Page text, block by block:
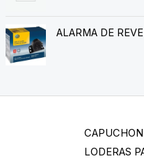
ALARMA DE
LODERAS